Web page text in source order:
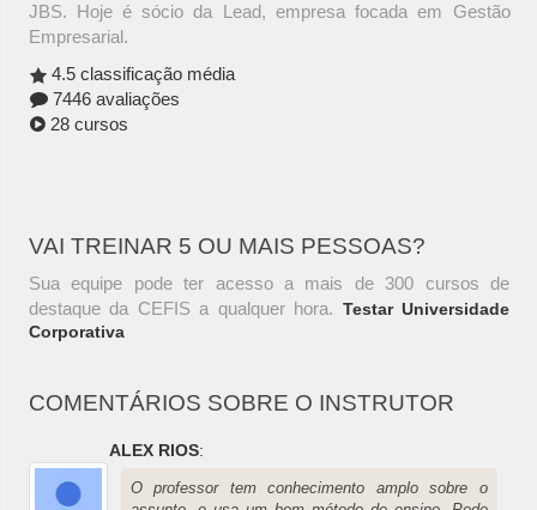
JBS. Hoje é sócio da Lead, empresa focada em Gestão
Empresarial.
4.5 classificação média
7446 avaliações
28 cursos
VAI TREINAR 5 OU MAIS PESSOAS?
Sua equipe pode ter acesso a mais de 300 cursos de
destaque da CEFIS a qualquer hora. Testar Universidade
Corporativa
COMENTÁRIOS SOBRE O INSTRUTOR
ALEX RIOS:
O professor tem conhecimento amplo sobre o